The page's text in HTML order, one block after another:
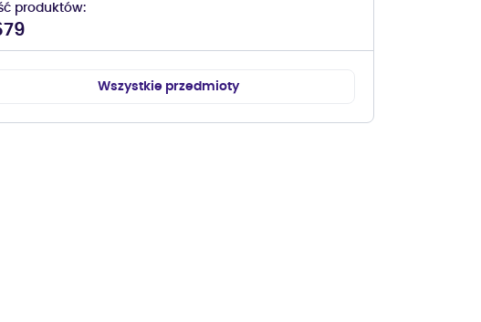
produktów
Wszystkie przedmioty